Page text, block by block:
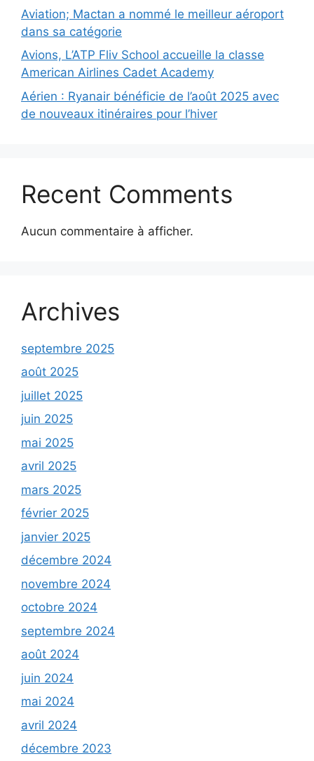
Aviation; Mactan a nommé le meilleur aéroport
dans sa catégorie
Avions, L’ATP Fliv School accueille la classe
American Airlines Cadet Academy
Aérien : Ryanair bénéficie de l’août 2025 avec
de nouveaux itinéraires pour l’hiver
Recent Comments
Aucun commentaire à afficher.
Archives
septembre 2025
août 2025
juillet 2025
juin 2025
mai 2025
avril 2025
mars 2025
février 2025
janvier 2025
décembre 2024
novembre 2024
octobre 2024
septembre 2024
août 2024
juin 2024
mai 2024
avril 2024
décembre 2023